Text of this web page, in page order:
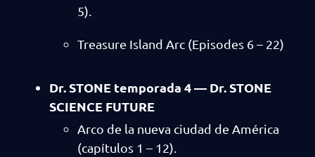
5).
Treasure Island Arc (Episodes 6 – 22)
Dr. STONE temporada 4 — Dr. STONE
SCIENCE FUTURE
Arco de la nueva ciudad de América
(capítulos 1 – 12).